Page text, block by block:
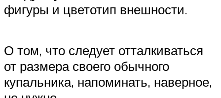
фигуры и цветотип внешности.
О том, что следует отталкиваться
от размера своего обычного
купальника, напоминать, наверное,